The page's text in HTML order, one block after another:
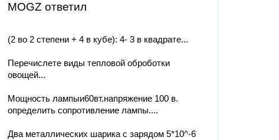
MOGZ ответил
(2 во 2 степени + 4 в кубе): 4- 3 в квадрате...
Перечислете виды тепловой оброботки
овощей...
Мощность лампыи60вт.напряжение 100 в.
определить сопротивление лампы....
Два металлических шарика с зарядом 5*10^-6